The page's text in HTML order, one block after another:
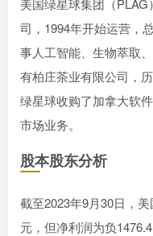
美国绿星球集团（
司，1994年开始运营，
事人工智能、生物萃取
有柏庄茶业有限公司，
绿星球收购了加拿大软
市场业务。
股本股东分析
截至2023年9月30日，
元，但净利润为负